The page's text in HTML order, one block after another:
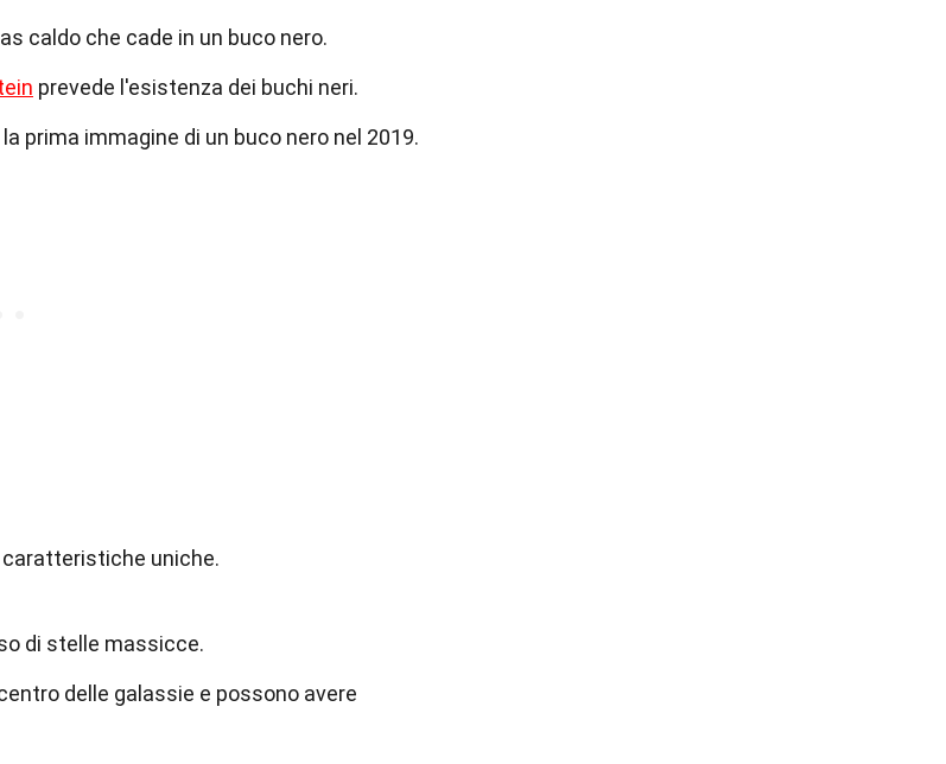
caldo che cade in un buco nero.
prevede l'esistenza dei buchi neri.
prima immagine di un buco nero nel 2019.
caratteristiche uniche.
di stelle massicce.
delle galassie e possono avere